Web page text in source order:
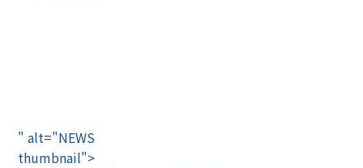
" alt="NEWS
thumbnail">